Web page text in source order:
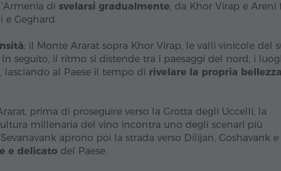
di svelarsi gradualmente, da Khor Virap e Areni
e Geghard.
: il Monte Ararat sopra Khor Virap, le valli vinicole del
seguito, il ritmo si distende tra i paesaggi del nord, i
lasciando al Paese il tempo di rivelare la propria bellezza
prima di proseguire verso la Grotta degli Uccelli, la
millenaria del vino incontra uno degli scenari più
aprono poi la strada verso Dilijan, Goshavank e
e delicato del Paese.